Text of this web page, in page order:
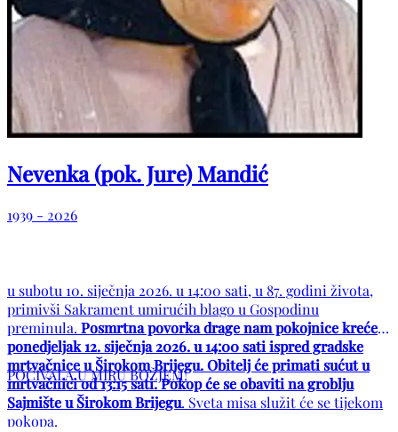
Nevenka (pok. Jure) Mandić
1939 - 2026
u subotu 10. siječnja 2026. u 14:00 sati, u 87. godini života,
primivši Sakrament umirućih blago u Gospodinu
preminula. Posmrtna povorka drage nam pokojnice kreće u
ponedjeljak 12. siječnja 2026. u 14:00 sati ispred gradske
mrtvačnice u Širokom Brijegu. Obitelj će primati sućut u
mrtvačnici od 13:15 sati. Pokop će se obaviti na groblju
Sajmište u Širokom Brijegu. Sveta misa služit će se tijekom
pokopa.
POČIVALA U MIRU BOŽJEM!